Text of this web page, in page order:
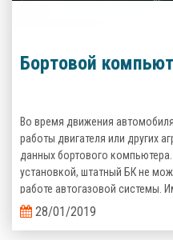
Бортовой
Во время движения
работы двигателя или других
данных бортового
установкой, штатный БК не
работе автогазовой системы.
газобаллонного
варианты.
28/01/2019